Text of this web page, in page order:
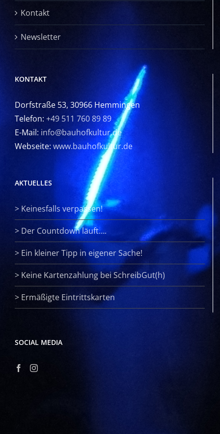
Kontakt
Newsletter
KONTAKT
Dorfstraße 53, 30966 Hemmingen
Telefon: +49 511 760 89 89
E-Mail: info@bauhofkultur.de
Webseite: www.bauhofkultur.de
AKTUELLES
> Keinesfalls verpassen!
> Der Countdown läuft….
> Ein kleiner Tipp in eigener Sache!
> Keine Kartenzahlung bei SchreibGut(h)
> Ermäßigte Eintrittskarten
SOCIAL MEDIA